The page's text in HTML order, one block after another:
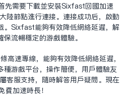
先需要下载并安装Sixfast回国加速
陆节点进行连接。连接成功后，启动
。Sixfast能够有效降低网络延迟，解
流畅稳定的游戏体验。
高速专线，能够有效降低网络延迟，
种游戏平台，操作简便，用户体验友
客服支持，随时解答用户疑问。现在
加速时长！